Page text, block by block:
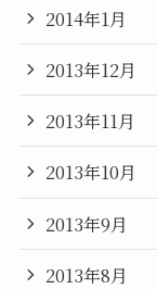
2014年1月
2013年12月
2013年11月
2013年10月
2013年9月
2013年8月